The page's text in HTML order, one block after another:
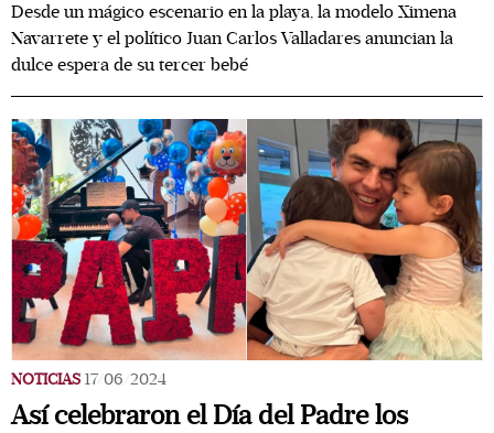
Desde un mágico escenario en la playa, la modelo Ximena
Navarrete y el político Juan Carlos Valladares anuncian la
dulce espera de su tercer bebé
NOTICIAS 17/06/2024
Así celebraron el Día del Padre los